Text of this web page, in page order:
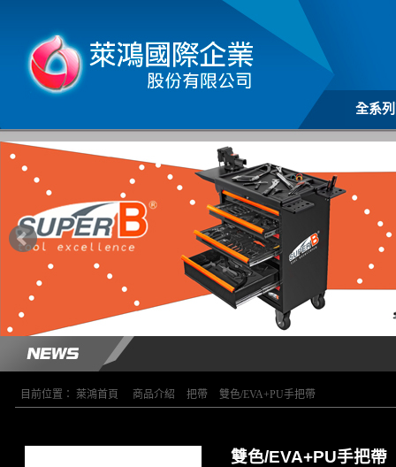
全系
目前位置： 萊鴻首頁 商品介紹 把帶 雙色/EVA+PU手把帶
雙色/EVA+PU手把帶